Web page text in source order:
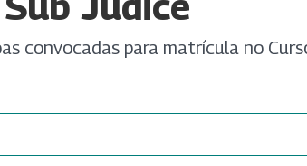
convocadas para matrícula no